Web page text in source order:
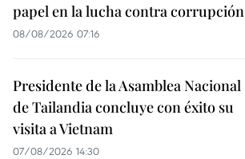
papel en la lucha contra corrupción
08/08/2026 07:16
Presidente de la Asamblea Nacional
de Tailandia concluye con éxito su
visita a Vietnam
07/08/2026 14:30